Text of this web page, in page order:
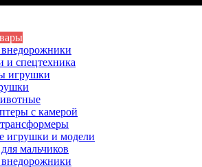
и спецтехника
игрушки
с камерой
игрушки и модели
мальчиков